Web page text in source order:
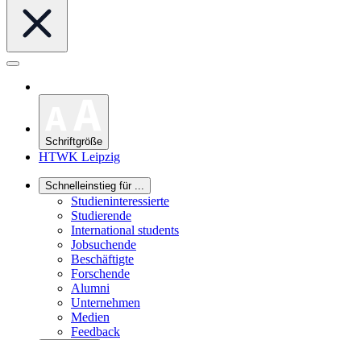
Schriftgröße
HTWK Leipzig
Schnelleinstieg für ...
Studieninteressierte
Studierende
International students
Jobsuchende
Beschäftigte
Forschende
Alumni
Unternehmen
Medien
Feedback